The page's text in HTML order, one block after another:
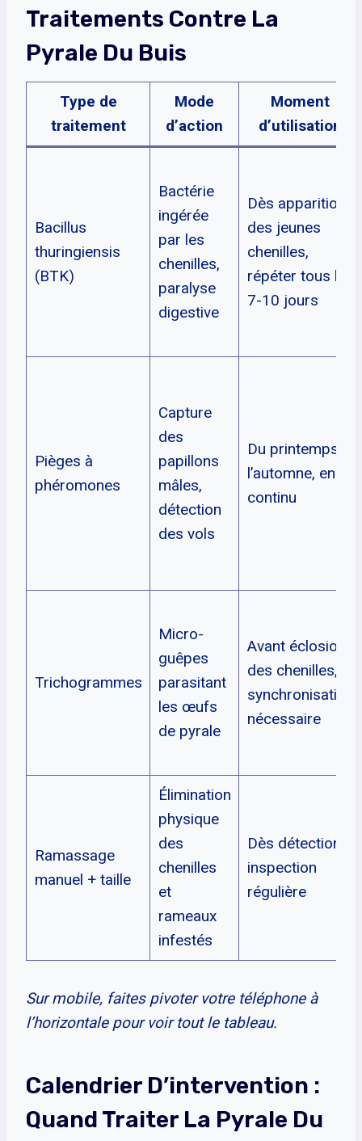
Traitements Contre La
Pyrale Du Buis
Type de
traitement
Mode
d’action
Moment
d’utilisation
Bacillus
thuringiensis
(BTK)
Bactérie
ingérée
par les
chenilles,
paralyse
digestive
Dès apparition
des jeunes
chenilles,
répéter tous les
7-10 jours
Pièges à
phéromones
Capture
des
papillons
mâles,
détection
des vols
Du printemps à
l’automne, en
continu
Trichogrammes
Micro-
guêpes
parasitant
les œufs
de pyrale
Avant éclosion
des chenilles,
synchronisation
nécessaire
Ramassage
manuel + taille
Élimination
physique
des
chenilles
et
rameaux
infestés
Dès détection,
inspection
régulière
Sur mobile, faites pivoter votre téléphone à
l’horizontale pour voir tout le tableau.
Calendrier D’intervention :
Quand Traiter La Pyrale Du